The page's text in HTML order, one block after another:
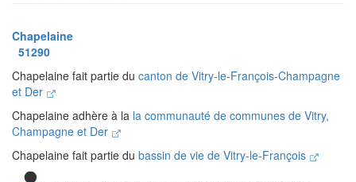
Chapelaine
51290
Chapelaine fait partie du canton de Vitry-le-François-Champagne
et Der
Chapelaine adhère à la la communauté de communes de Vitry,
Champagne et Der
Chapelaine fait partie du bassin de vie de Vitry-le-François